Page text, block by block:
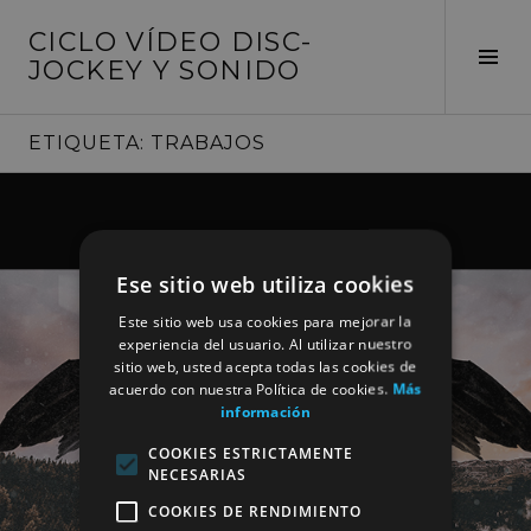
contenido
CICLO VÍDEO DISC-
JOCKEY Y SONIDO
ETIQUETA: TRABAJOS
Ese sitio web utiliza cookies
Este sitio web usa cookies para mejorar la
experiencia del usuario. Al utilizar nuestro
sitio web, usted acepta todas las cookies de
acuerdo con nuestra Política de cookies. Más
información
COOKIES ESTRICTAMENTE
NECESARIAS
COOKIES DE RENDIMIENTO